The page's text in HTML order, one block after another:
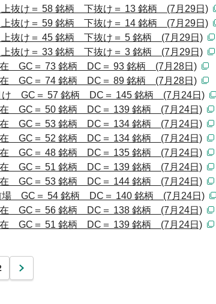
上抜け＝ 58 銘柄 下抜け＝ 13 銘柄 (7月29日)
上抜け＝ 59 銘柄 下抜け＝ 14 銘柄 (7月29日)
上抜け＝ 45 銘柄 下抜け＝ 5 銘柄 (7月29日)
上抜け＝ 33 銘柄 下抜け＝ 3 銘柄 (7月29日)
在 GC＝ 73 銘柄 DC＝ 93 銘柄 (7月28日)
在 GC＝ 74 銘柄 DC＝ 89 銘柄 (7月28日)
け GC＝ 57 銘柄 DC＝ 145 銘柄 (7月24日)
在 GC＝ 50 銘柄 DC＝ 139 銘柄 (7月24日)
在 GC＝ 53 銘柄 DC＝ 134 銘柄 (7月24日)
在 GC＝ 52 銘柄 DC＝ 134 銘柄 (7月24日)
在 GC＝ 48 銘柄 DC＝ 135 銘柄 (7月24日)
在 GC＝ 51 銘柄 DC＝ 139 銘柄 (7月24日)
在 GC＝ 53 銘柄 DC＝ 144 銘柄 (7月24日)
場 GC＝ 54 銘柄 DC＝ 140 銘柄 (7月24日)
在 GC＝ 56 銘柄 DC＝ 138 銘柄 (7月24日)
在 GC＝ 51 銘柄 DC＝ 139 銘柄 (7月24日)
次